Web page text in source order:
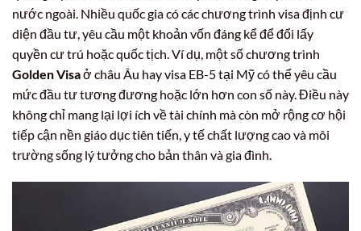
nước ngoài. Nhiều quốc gia có các chương trình visa định cư
diện đầu tư, yêu cầu một khoản vốn đáng kể để đổi lấy
quyền cư trú hoặc quốc tịch. Ví dụ, một số chương trình
Golden Visaở châu Âu hay visa EB-5 tại Mỹ có thể yêu cầu
mức đầu tư tương đương hoặc lớn hơn con số này. Điều này
không chỉ mang lại lợi ích về tài chính mà còn mở rộng cơ hội
tiếp cận nền giáo dục tiên tiến, y tế chất lượng cao và môi
trường sống lý tưởng cho bản thân và gia đình.